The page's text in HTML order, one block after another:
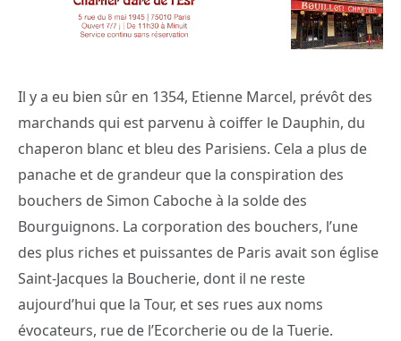
Il y a eu bien sûr en 1354, Etienne Marcel, prévôt des
marchands qui est parvenu à coiffer le Dauphin, du
chaperon blanc et bleu des Parisiens. Cela a plus de
panache et de grandeur que la conspiration des
bouchers de Simon Caboche à la solde des
Bourguignons. La corporation des bouchers, l’une
des plus riches et puissantes de Paris avait son église
Saint-Jacques la Boucherie, dont il ne reste
aujourd’hui que la Tour, et ses rues aux noms
évocateurs, rue de l’Ecorcherie ou de la Tuerie.